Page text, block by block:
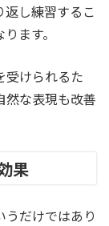
し練習するこ
ます。
受けられるた
然な表現も改善
果
だけではあり